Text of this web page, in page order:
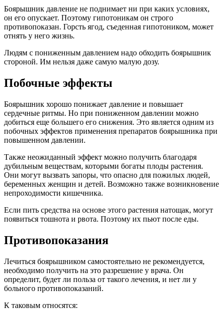
Боярышник давление не поднимает ни при каких условиях,
он его опускает. Поэтому гипотоникам он строго
противопоказан. Горсть ягод, съеденная гипотоником, может
отнять у него жизнь.
Людям с пониженным давлением надо обходить боярышник
стороной. Им нельзя даже самую малую дозу.
Побочные эффекты
Боярышник хорошо понижает давление и повышает
сердечные ритмы. Но при пониженном давлении можно
добиться еще большего его снижения. Это является одним из
побочных эффектов применения препаратов боярышника при
повышенном давлении.
Также неожиданный эффект можно получить благодаря
дубильным веществам, которыми богаты плоды растения.
Они могут вызвать запоры, что опасно для пожилых людей,
беременных женщин и детей. Возможно также возникновение
непроходимости кишечника.
Если пить средства на основе этого растения натощак, могут
появиться тошнота и рвота. Поэтому их пьют после еды.
Противопоказания
Лечиться боярышником самостоятельно не рекомендуется,
необходимо получить на это разрешение у врача. Он
определит, будет ли польза от такого лечения, и нет ли у
больного противопоказаний.
К таковым относятся: